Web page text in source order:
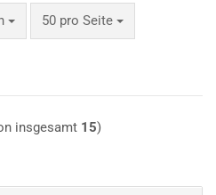
50 pro Seite
pro Seite
insgesamt 15)